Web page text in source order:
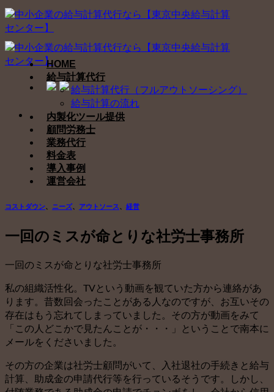
Skip
to
content
HOME
給与計算代行
給与計算代行（フルアウトソーシング）
給与計算の流れ
内製化ツール提供
顧問労務士
業務代行
料金表
導入事例
運営会社
コストダウン ニーズ、 アウトソース 経営
一回のミスが命とりな社労士事務所
一回のミスが命とりな社労士事務所
私の組織活性化。TVという動画を観ていた方から連絡があ
ります。昔数回会ったことがある人なのですが、お互いその
存在はもう忘れてしまっていました。その方が動画をみて
「この人どこかで見たんことが・・・」ということで南本に
メールをくださいました。
その方の企業は社労士顧問がいて、入社退社の手続きと給与
計算、助成金の申請代行等を行っているそうです。しかし、